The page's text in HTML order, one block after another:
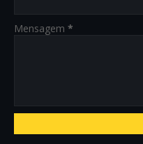
Mensagem *